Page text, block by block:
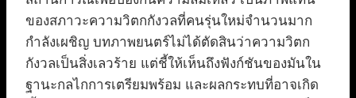
ของสภาวะความวิตกกังวลที่คนรุ่นใหม่จำนวนมาก
กำลังเผชิญ บทภาพยนตร์ไม่ได้ตัดสินว่าความวิตก
กังวลเป็นสิ่งเลวร้าย แต่ชี้ให้เห็นถึงฟังก์ชันของมันใน
ฐานะกลไกการเตรียมพร้อม และผลกระทบที่อาจเกิด